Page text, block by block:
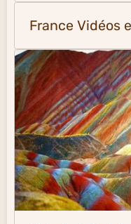
France Vidéos